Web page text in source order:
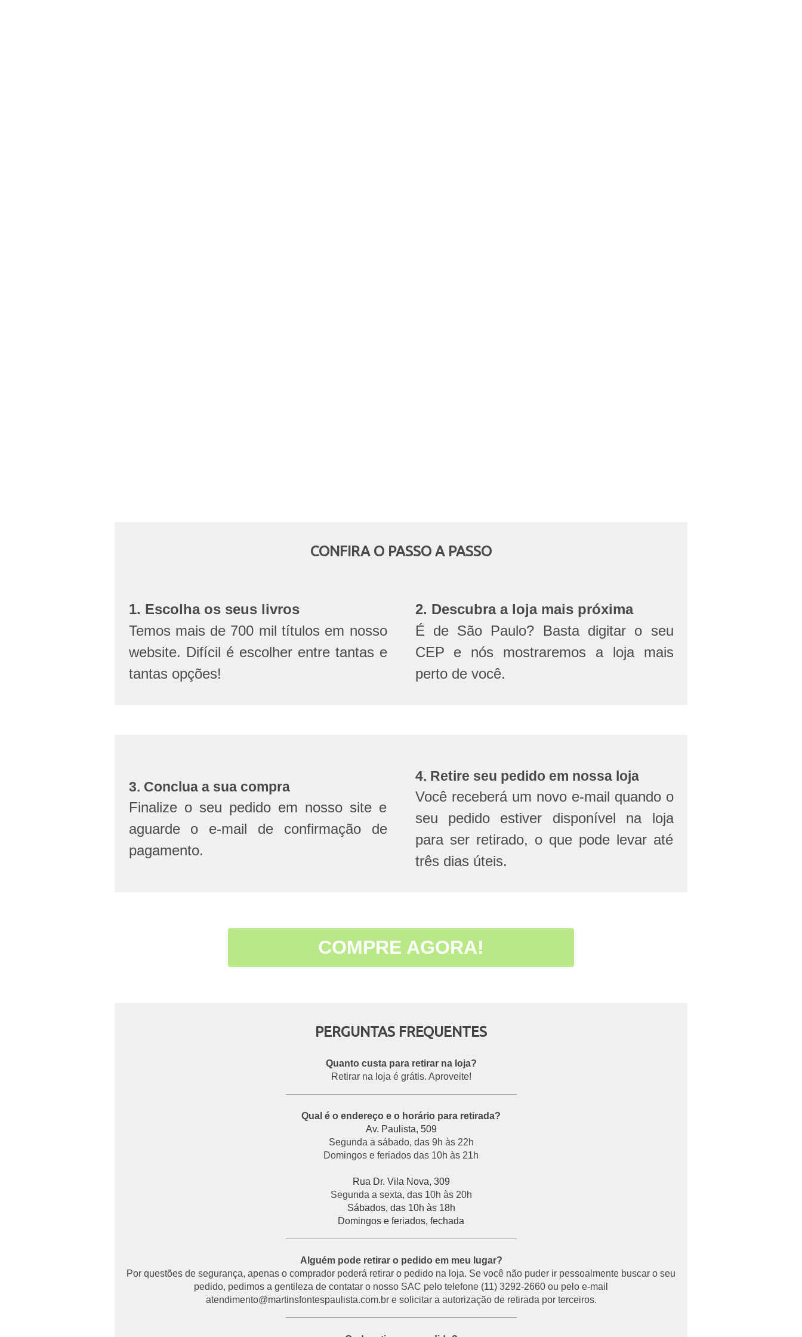
CONFIRA O PASSO A PASSO
1. Escolha os seus livros
Temos mais de 700 mil títulos em nosso
website. Difícil é escolher entre tantas e
tantas opções!
2. Descubra a loja mais próxima
É de São Paulo? Basta digitar o seu
CEP e nós mostraremos a loja mais
perto de você.
3. Conclua a sua compra
Finalize o seu pedido em nosso site e
aguarde o e-mail de confirmação de
pagamento.
4. Retire seu pedido em nossa loja
Você receberá um novo e-mail quando o
seu pedido estiver disponível na loja
para ser retirado, o que pode levar até
três dias úteis.
COMPRE AGORA!
PERGUNTAS FREQUENTES
Quanto custa para retirar na loja?
Retirar na loja é grátis. Aproveite!
Qual é o endereço e o horário para retirada?
Av. Paulista, 509
Segunda a sábado, das 9h às 22h
Domingos e feriados das 10h às 21h
Rua Dr. Vila Nova, 309
Segunda a sexta, das 10h às 20h
Sábados, das 10h às 18h
Domingos e feriados, fechada
Alguém pode retirar o pedido em meu lugar?
Por questões de segurança, apenas o comprador poderá retirar o pedido na loja. Se você não puder ir pessoalmente buscar o seu
pedido, pedimos a gentileza de contatar o nosso SAC pelo telefone (11) 3292-2660 ou pelo e-mail
atendimento@martinsfontespaulista.com.br e solicitar a autorização de retirada por terceiros.